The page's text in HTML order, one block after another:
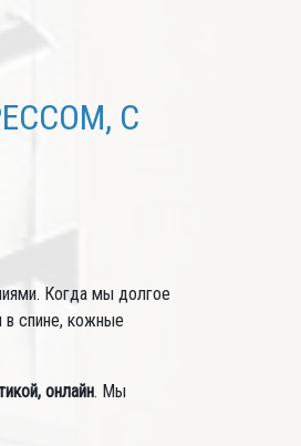
С
Когда мы долгое
в спине, кожные
онлайн. Мы